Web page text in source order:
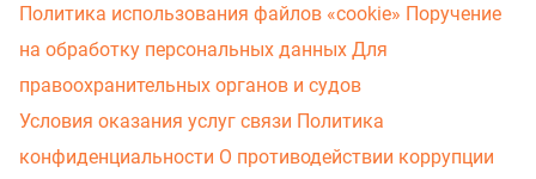
Политика использования файлов «cookie» Поручение
на обработку персональных данных Для
правоохранительных органов и судов
Условия оказания услуг связи Политика
конфиденциальности О противодействии коррупции